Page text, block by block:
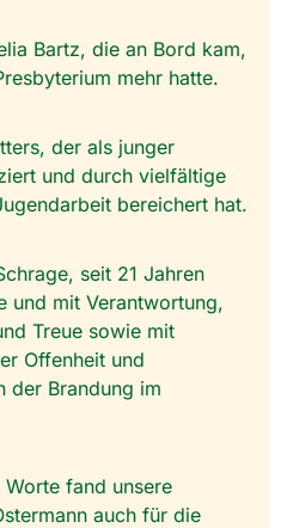
Bartz, die an Bord kam,
mehr hatte.
der als junger
und durch vielfältige
bereichert hat.
seit 21 Jahren
und mit Verantwortung,
Treue sowie mit
Offenheit und
der Brandung im
Worte fand unsere
auch für die